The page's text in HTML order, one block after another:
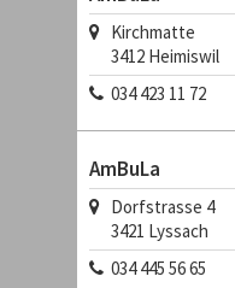
Kirchmatte
3412 Heimiswil
034 423 11 72
AmBuLa
Dorfstrasse 4
3421 Lyssach
034 445 56 65